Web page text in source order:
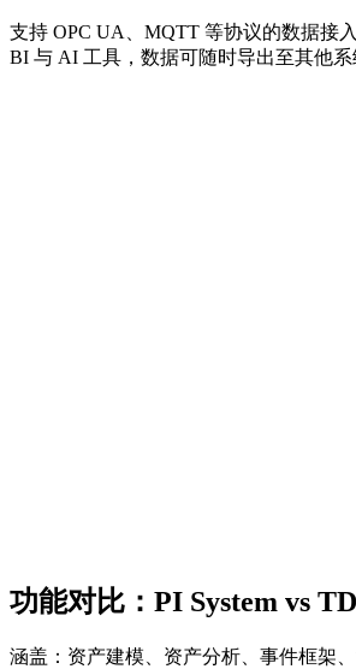
支持 OPC UA、MQTT 等协议的数据接
BI 与 AI 工具，数据可随时导出至其他系
功能对比：PI System vs
涵盖：资产建模、资产分析、事件框架